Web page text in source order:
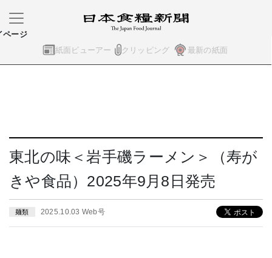
紙面ビューアー クリッピング 最新の紙面
ページ
東北の味＜岩手磯ラーメン＞（寿が
きや食品）2025年9月8日発売
麺類 2025.10.03 Web号